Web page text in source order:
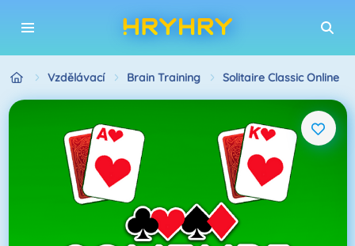
Vzdělávací Brain Training Solitaire Classic Online